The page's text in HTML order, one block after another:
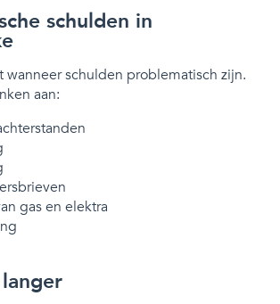
schulden in
wanneer schulden problematisch zijn.
aan:
gas en elektra